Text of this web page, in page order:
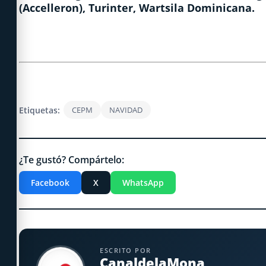
(Accelleron), Turinter, Wartsila Dominicana.
Etiquetas: CEPM NAVIDAD
¿Te gustó? Compártelo:
Facebook X WhatsApp
ESCRITO POR
CanaldelaMona